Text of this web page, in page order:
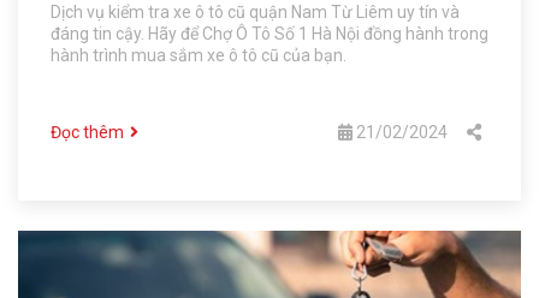
Dịch vụ kiểm tra xe ô tô cũ quận Nam Từ Liêm uy tín và
đáng tin cậy. Hãy để Chợ Ô Tô Số 1 Hà Nội đồng hành trong
hành trình mua sắm xe ô tô cũ của bạn.
Đọc thêm 21/02/2024